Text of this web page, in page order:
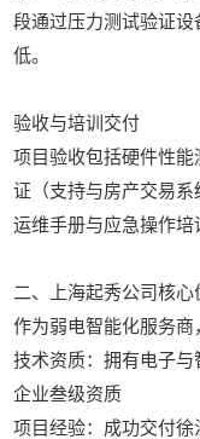
段通过压力测试验证
低。
‌验收与培训交付‌
项目验收包括硬件性
证（支持与房产交易
运维手册与应急操作培
二、上海起秀公司核心
作为弱电智能化服务商
技术资质‌：拥有电子
企业叁级资质
项目经验‌：成功交付徐